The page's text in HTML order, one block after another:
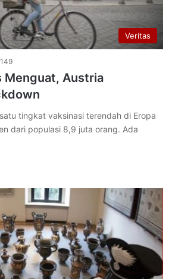
Veritas
149
Menguat, Austria
tingkat vaksinasi terendah di Eropa
dari populasi 8,9 juta orang. Ada